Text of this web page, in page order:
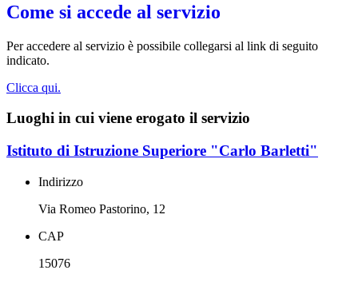
Come si accede al servizio
Per accedere al servizio è possibile collegarsi al link di seguito
indicato.
Clicca qui.
Luoghi in cui viene erogato il servizio
Istituto di Istruzione Superiore "Carlo Barletti"
Indirizzo
Via Romeo Pastorino, 12
CAP
15076